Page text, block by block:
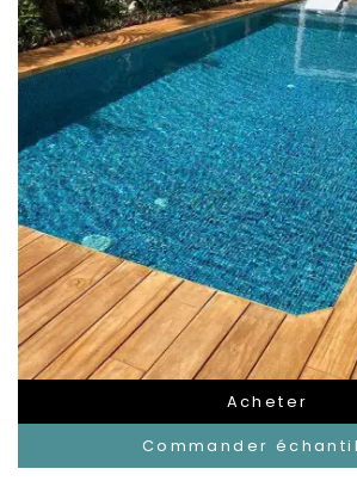
Acheter
Commander